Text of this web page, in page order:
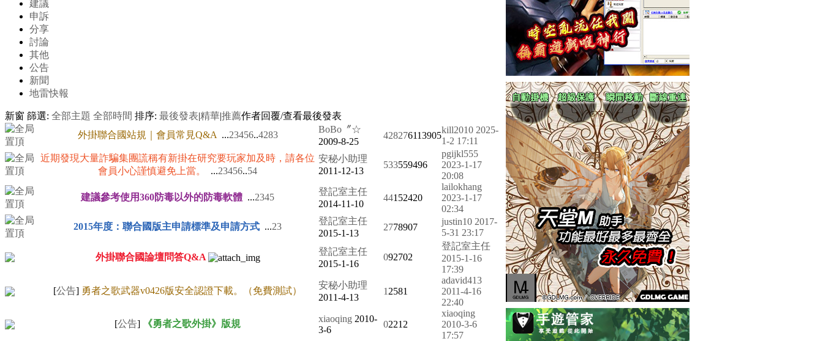
建議
申訴
分享
討論
其他
公告
新聞
地雷快報
新窗 篩選: 全部主題 全部時間 排序: 最後發表|精華|推薦作者回覆/查看最後發表
外掛聯合國站規｜會員常見Q&A ...23456..4283
BoBo〞☆
2009-8-25
428276113905
kill2010 2025-
1-2 17:11
近期發現大量詐騙集團謊稱有新掛在研究要玩家加及時，請各位
會員小心謹慎避免上當。
...23456..54
安秘小助理
2011-12-13
533559496
pgijkl555
2023-1-17
20:08
建議參考使用360防毒以外的防毒軟體 ...2345
登記室主任
2014-11-10
44152420
lailokhang
2023-1-17
02:34
2015年度：聯合國版主申請標準及申請方式 ...23
登記室主任
2015-1-13
2778907
justin10 2017-
5-31 23:17
外掛聯合國論壇問答Q&A
登記室主任
2015-1-16
092702
登記室主任
2015-1-16
17:39
[公告] 勇者之歌武器v0426版安全認證下載。（免費測試）
安秘小助理
2011-4-13
1 2581
adavid413
2011-4-16
22:40
[公告] 《勇者之歌外掛》版規 xiaoqing 2010-
3-6
02212
xiaoqing
2010-3-6
17:57